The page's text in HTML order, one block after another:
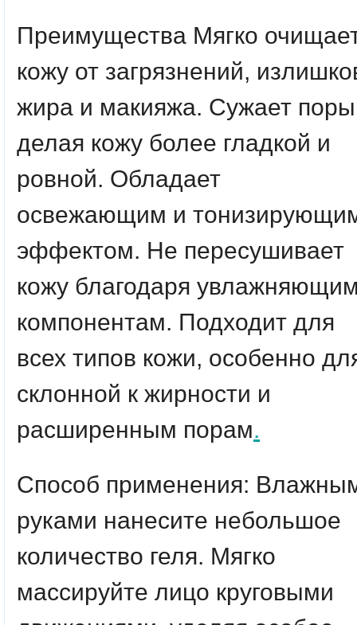
Преимущества Мягко
кожу от загрязнений,
жира и макияжа. Сужает
делая кожу более гладкой и
ровной. Обладает
освежающим и
эффектом. Не пересушивает
кожу благодаря
компонентам. Подходит для
всех типов кожи, особенно
склонной к жирности и
расширенным порам.
Способ применения:
руками нанесите небольшое
количество геля. Мягко
массируйте лицо круговыми